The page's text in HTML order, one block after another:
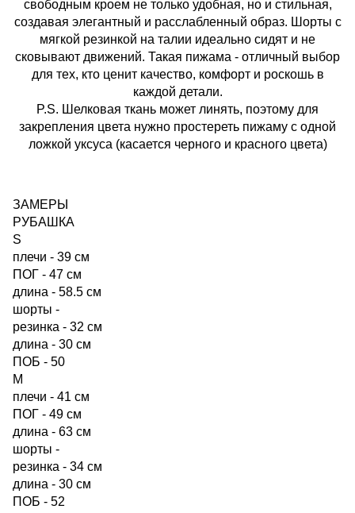
свободным кроем не только удобная, но и стильная,
создавая элегантный и расслабленный образ. Шорты с
мягкой резинкой на талии идеально сидят и не
сковывают движений. Такая пижама - отличный выбор
для тех, кто ценит качество, комфорт и роскошь в
каждой детали.
P.S. Шелковая ткань может линять, поэтому для
закрепления цвета нужно простереть пижаму с одной
ложкой уксуса (касается черного и красного цвета)
ЗАМЕРЫ
РУБАШКА
S
плечи - 39 см
ПОГ - 47 см
длина - 58.5 см
шорты -
резинка - 32 см
длина - 30 см
ПОБ - 50
М
плечи - 41 см
ПОГ - 49 см
длина - 63 см
шорты -
резинка - 34 см
длина - 30 см
ПОБ - 52